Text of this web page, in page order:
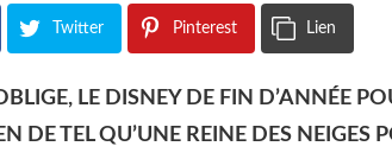
Twitter Pinterest Lien
LE DISNEY DE FIN D’ANNÉE
DE TEL QU’UNE REINE DES